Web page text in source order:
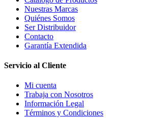
Nuestras Marcas
Quiénes Somos
Ser Distribuidor
Contacto
Garantía Extendida
Servicio al Cliente
Mi cuenta
Trabaja con Nosotros
Información Legal
Términos y Condiciones